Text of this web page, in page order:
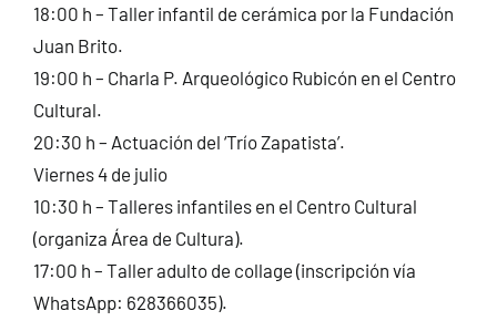
18:00 h – Taller infantil de cerámica por la Fundación
Juan Brito.
19:00 h – Charla P. Arqueológico Rubicón en el Centro
Cultural.
20:30 h – Actuación del ‘Trío Zapatista’.
Viernes 4 de julio
10:30 h – Talleres infantiles en el Centro Cultural
(organiza Área de Cultura).
17:00 h – Taller adulto de collage (inscripción vía
WhatsApp: 628366035).